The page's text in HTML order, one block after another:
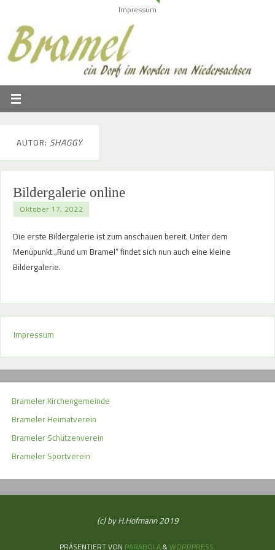
Impressum
AUTOR: SHAGGY
Bildergalerie online
Oktober 17, 2022
Die erste Bildergalerie ist zum anschauen bereit. Unter dem
Menüpunkt „Rund um Bramel“ findet sich nun auch eine kleine
Bildergalerie.
Impressum
Brameler Kirchengemeinde
Brameler Heimatverein
Brameler Schützenverein
Brameler Sportverein
(c) by H.Hofmann 2019
PRÄSENTIERT VON PARABOLA&WORDPRESS.